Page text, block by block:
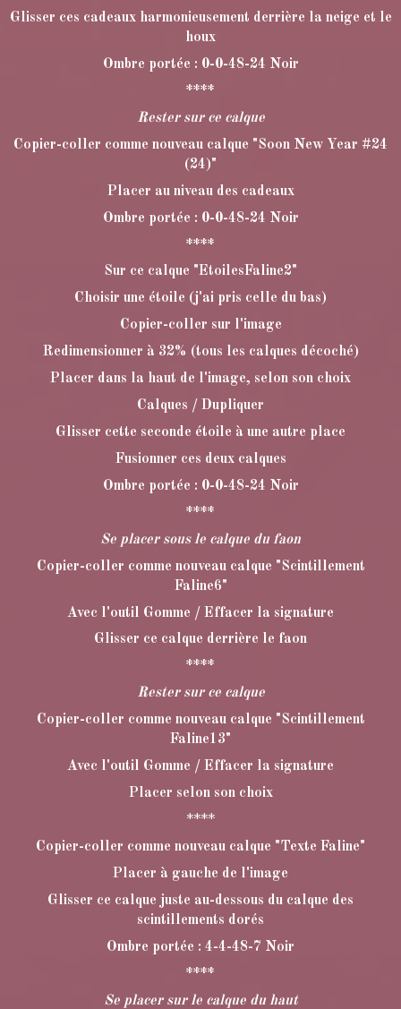
Glisser ces cadeaux harmonieusement derrière la neige et le
houx
Ombre portée : 0-0-48-24 Noir
****
Rester sur ce calque
Copier-coller comme nouveau calque "Soon New Year #24
(24)"
Placer au niveau des cadeaux
Ombre portée : 0-0-48-24 Noir
****
Sur ce calque "EtoilesFaline2"
Choisir une étoile (j'ai pris celle du bas)
Copier-coller sur l'image
Redimensionner à 32% (tous les calques décoché)
Placer dans la haut de l'image, selon son choix
Calques / Dupliquer
Glisser cette seconde étoile à une autre place
Fusionner ces deux calques
Ombre portée : 0-0-48-24 Noir
****
Se placer sous le calque du faon
Copier-coller comme nouveau calque "Scintillement
Faline6"
Avec l'outil Gomme / Effacer la signature
Glisser ce calque derrière le faon
****
Rester sur ce calque
Copier-coller comme nouveau calque "Scintillement
Faline13"
Avec l'outil Gomme / Effacer la signature
Placer selon son choix
****
Copier-coller comme nouveau calque "Texte Faline"
Placer à gauche de l'image
Glisser ce calque juste au-dessous du calque des
scintillements dorés
Ombre portée : 4-4-48-7 Noir
****
Se placer sur le calque du haut